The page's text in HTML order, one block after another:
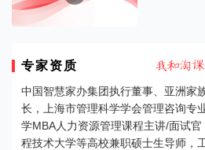
专家资质 
中国智慧家办集团执行董事、亚洲家
长，上海市管理科学学会管理咨询专
学MBA人力资源管理课程主讲/面试
程技术大学等高校兼职硕士生导师，